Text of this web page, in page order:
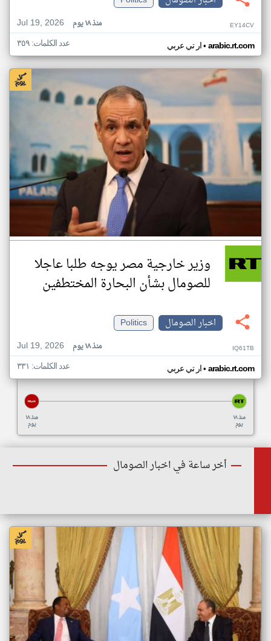
Jul 19, 2026
منذ ١٨ يوم EY14CV
ار تي عربي• arabic.rt.com عدد الكلمات: ٣٥٩
وزير خارجية مصر يوجه طلبا عاجلا
للصومال بشأن البحارة المختطفين
اخبار الصومال
Politics
Jul 19, 2026
منذ ١٨ يوم IQ61TB
ار تي عربي• arabic.rt.com عدد الكلمات: ٣٣١
منذ ١٨
يوم
منذ ١٨
يوم
أخر ساعة في اخبار الصومال